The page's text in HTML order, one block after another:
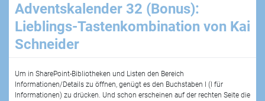
Adventskalender 32 (Bonus):
Lieblings-Tastenkombination von Kai
Schneider
Um in SharePoint-Bibliotheken und Listen den Bereich
Informationen/Details zu öffnen, genügt es den Buchstaben I (I für
Informationen) zu drücken. Und schon erscheinen auf der rechten Seite die